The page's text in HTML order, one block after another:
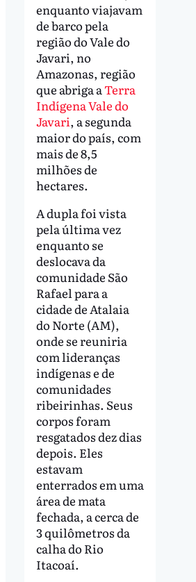
enquanto viajavam
de barco pela
região do Vale do
Javari, no
Amazonas, região
que abriga aTerra
Indígena Vale do
Javari, a segunda
maior do país, com
mais de 8,5
milhões de
hectares.
A dupla foi vista
pela última vez
enquanto se
deslocava da
comunidade São
Rafael para a
cidade de Atalaia
do Norte (AM),
onde se reuniria
com lideranças
indígenas e de
comunidades
ribeirinhas. Seus
corpos foram
resgatados dez dias
depois. Eles
estavam
enterrados em uma
área de mata
fechada, a cerca de
3 quilômetros da
calha do Rio
Itacoaí.